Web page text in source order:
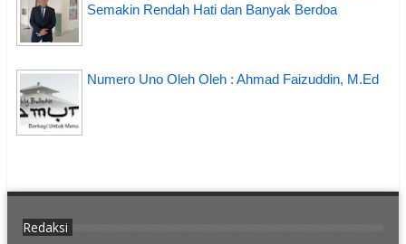
Semakin Rendah Hati dan Banyak Berdoa
Numero Uno Oleh Oleh : Ahmad Faizuddin, M.Ed
Redaksi